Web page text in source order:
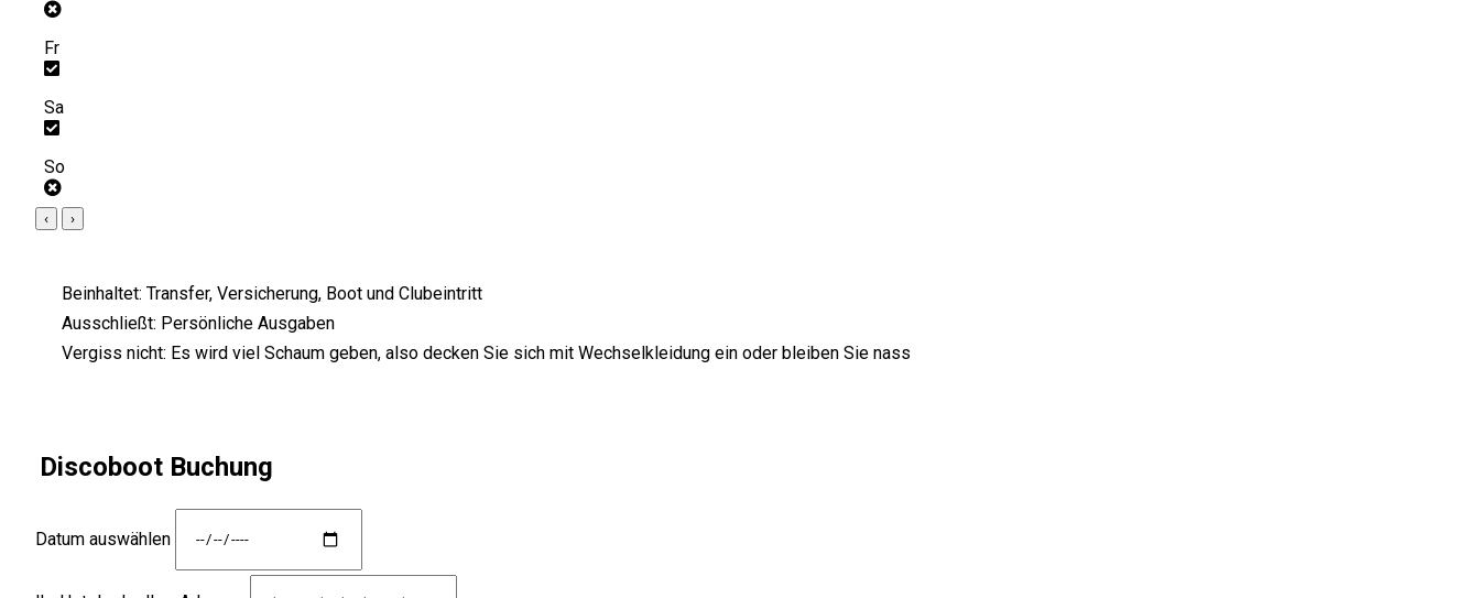
Fr
Sa
So
‹ ›
Beinhaltet: Transfer, Versicherung, Boot und Clubeintritt
Ausschließt: Persönliche Ausgaben
Vergiss nicht: Es wird viel Schaum geben, also decken Sie sich mit Wechselkleidung ein oder bleiben Sie nass
Discoboot Buchung
Datum auswählen